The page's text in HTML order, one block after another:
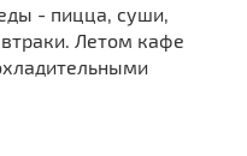
- пицца, суши,
Летом кафе